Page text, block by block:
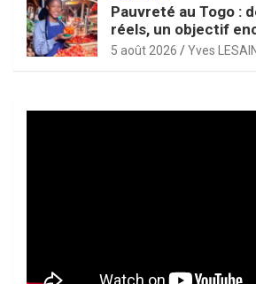
Pauvreté au Togo :
réels, un objectif
5 août 2026 Yves